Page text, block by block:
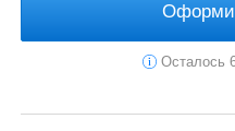
Осталось